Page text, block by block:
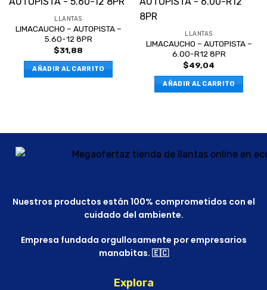
LLANTAS
LIMACAUCHO – AUTOPISTA –
5.60-12 8PR
$31,88
AÑADIR AL CARRITO
LLANTAS
LIMACAUCHO – AUTOPISTA –
6.00-R12 8PR
$49,04
AÑADIR AL CARRITO
Nuestros productos están 100% comprometidos con el
cuidado del ambiente.
Empresa fundada orgullosamente por empresarios
manabitas. 🇪🇨
Explora